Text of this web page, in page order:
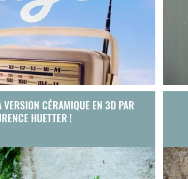
CÉRAMIQUE EN 3D PAR
HUETTER !